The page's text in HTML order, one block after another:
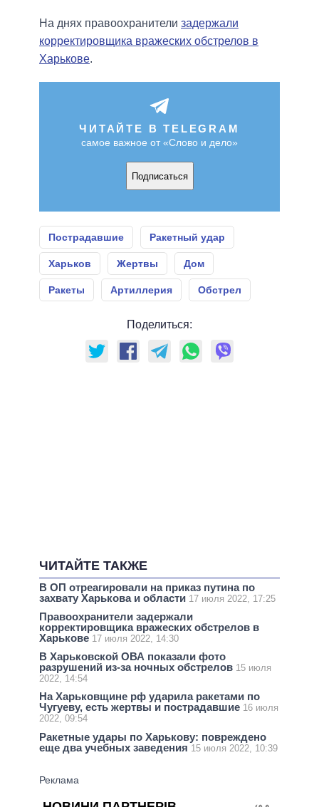
На днях правоохранители задержали
корректировщика вражеских обстрелов в
Харькове.
ЧИТАЙТЕ В TELEGRAM
самое важное от «Слово и дело»
Подписаться
Пострадавшие Ракетный удар
Харьков Жертвы Дом
Ракеты Артиллерия Обстрел
Поделиться:
ЧИТАЙТЕ ТАКЖЕ
В ОП отреагировали на приказ путина по
захвату Харькова и области 17 июля 2022, 17:25
Правоохранители задержали
корректировщика вражеских обстрелов в
Харькове 17 июля 2022, 14:30
В Харьковской ОВА показали фото
разрушений из-за ночных обстрелов 15 июля
2022, 14:54
На Харьковщине рф ударила ракетами по
Чугуеву, есть жертвы и пострадавшие 16 июля
2022, 09:54
Ракетные удары по Харькову: повреждено
еще два учебных заведения 15 июля 2022, 10:39